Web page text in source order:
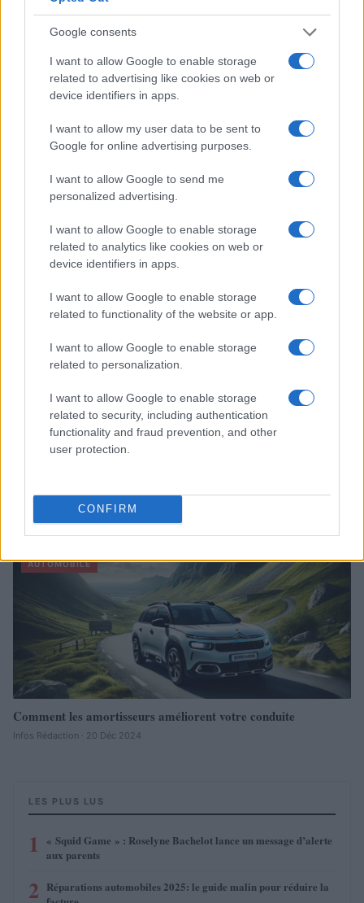
Google consents
I want to allow Google to enable storage
related to advertising like cookies on web or
device identifiers in apps.
I want to allow my user data to be sent to
Google for online advertising purposes.
I want to allow Google to send me
personalized advertising.
I want to allow Google to enable storage
related to analytics like cookies on web or
device identifiers in apps.
I want to allow Google to enable storage
related to functionality of the website or app.
I want to allow Google to enable storage
related to personalization.
I want to allow Google to enable storage
related to security, including authentication
functionality and fraud prevention, and other
user protection.
CONFIRM
À lire aussi
Réparations automobiles 2025: le guide malin pour réduire la
AUTOMOBILE
Sécurité Des Véhicules: 4 Caractéristiques Que Chaque
Propriétaire De Voiture Devrait Entretenir
Redazione Online · 28 Fév 2025
AUTOMOBILE
Comment les amortisseurs améliorent votre conduite
Infos Rédaction · 20 Déc 2024
LES PLUS LUS
1
« Squid Game » : Roselyne Bachelot lance un message d’alerte
aux parents
2 Réparations automobiles 2025: le guide malin pour réduire la